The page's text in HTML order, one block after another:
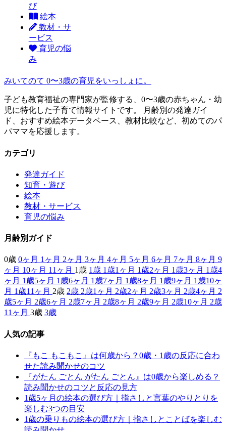
び
絵本
教材・サ
ービス
育児の悩
み
みいてのて 0〜3歳の育児をいっしょに。
子ども教育福祉の専門家が監修する、0〜3歳の赤ちゃん・幼
児に特化した子育て情報サイトです。 月齢別の発達ガイ
ド、おすすめ絵本データベース、教材比較など、初めてのパ
パママを応援します。
カテゴリ
発達ガイド
知育・遊び
絵本
教材・サービス
育児の悩み
月齢別ガイド
0歳 0ヶ月 1ヶ月 2ヶ月 3ヶ月 4ヶ月 5ヶ月 6ヶ月 7ヶ月 8ヶ月 9
ヶ月 10ヶ月 11ヶ月 1歳 1歳 1歳1ヶ月 1歳2ヶ月 1歳3ヶ月 1歳4
ヶ月 1歳5ヶ月 1歳6ヶ月 1歳7ヶ月 1歳8ヶ月 1歳9ヶ月 1歳10ヶ
月 1歳11ヶ月 2歳 2歳 2歳1ヶ月 2歳2ヶ月 2歳3ヶ月 2歳4ヶ月 2
歳5ヶ月 2歳6ヶ月 2歳7ヶ月 2歳8ヶ月 2歳9ヶ月 2歳10ヶ月 2歳
11ヶ月 3歳 3歳
人気の記事
『もこ もこもこ』は何歳から？0歳・1歳の反応に合わ
せた読み聞かせのコツ
『がたん ごとん がたん ごとん』は0歳から楽しめる？
読み聞かせのコツと反応の見方
1歳5ヶ月の絵本の選び方｜指さしと言葉のやりとりを
楽しむ3つの目安
1歳の乗りもの絵本の選び方｜指さしとことばを楽しむ